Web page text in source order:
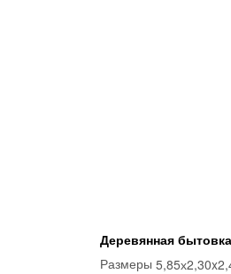
Деревянная
Размеры